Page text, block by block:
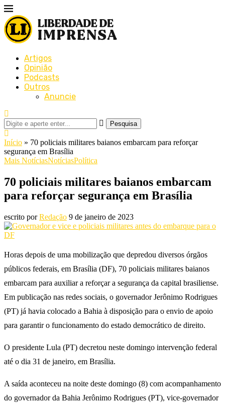
Artigos
Opinião
Podcasts
Outros
Anuncie
Pesquisa
Início » 70 policiais militares baianos embarcam para reforçar
segurança em Brasília
Mais NotíciasNotíciasPolítica
70 policiais militares baianos embarcam
para reforçar segurança em Brasília
escrito porRedação 9 de janeiro de 2023
Horas depois de uma mobilização que depredou diversos órgãos
públicos federais, em Brasília (DF), 70 policiais militares baianos
embarcam para auxiliar a reforçar a segurança da capital brasiliense.
Em publicação nas redes sociais, o governador Jerônimo Rodrigues
(PT) já havia colocado a Bahia à disposição para o envio de apoio
para garantir o funcionamento do estado democrático de direito.
O presidente Lula (PT) decretou neste domingo intervenção federal
até o dia 31 de janeiro, em Brasília.
A saída aconteceu na noite deste domingo (8) com acompanhamento
do governador da Bahia Jerônimo Rodrigues (PT), vice-governador